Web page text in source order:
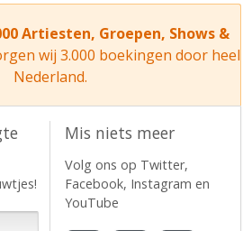
Artiesten, Groepen, Shows &
wij 3.000 boekingen door heel
Nederland.
Mis niets meer
Volg ons op Twitter,
Facebook, Instagram en
YouTube